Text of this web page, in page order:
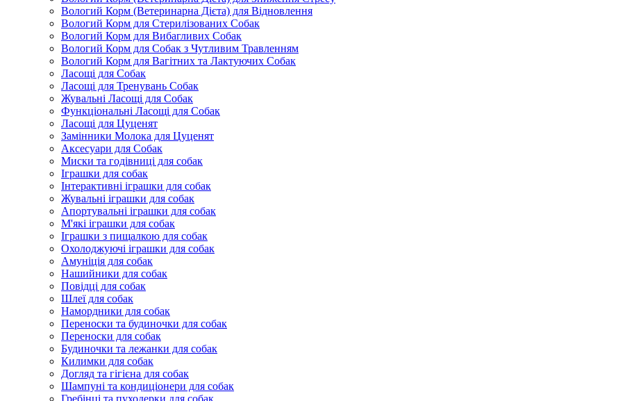
Вологий Корм (Ветеринарна Дієта) для Відновлення
Вологий Корм для Стерилізованих Собак
Вологий Корм для Вибагливих Собак
Вологий Корм для Собак з Чутливим Травленням
Вологий Корм для Вагітних та Лактуючих Собак
Ласощі для Собак
Ласощі для Тренувань Собак
Жувальні Ласощі для Собак
Функціональні Ласощі для Собак
Ласощі для Цуценят
Замінники Молока для Цуценят
Аксесуари для Собак
Миски та годівниці для собак
Іграшки для собак
Інтерактивні іграшки для собак
Жувальні іграшки для собак
Апортувальні іграшки для собак
М'які іграшки для собак
Іграшки з пищалкою для собак
Охолоджуючі іграшки для собак
Амуніція для собак
Нашийники для собак
Повідці для собак
Шлеї для собак
Намордники для собак
Переноски та будиночки для собак
Переноски для собак
Будиночки та лежанки для собак
Килимки для собак
Догляд та гігієна для собак
Шампуні та кондиціонери для собак
Гребінці та пуходерки для собак